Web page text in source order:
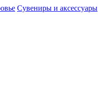
Сувениры и аксессуары